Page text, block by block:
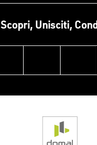
Scopri, Unisciti,